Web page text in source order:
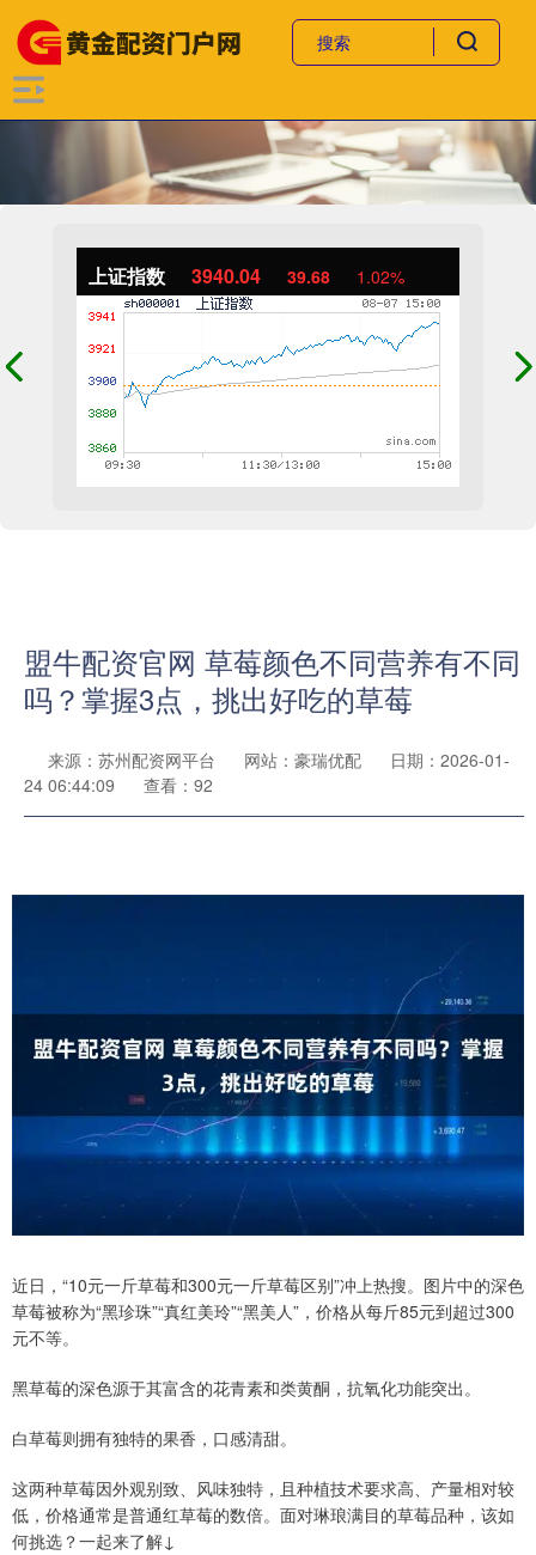
上证指数 3940.04 39.68 1.02%
盟牛配资官网 草莓颜色不同营养有不同
吗？掌握3点，挑出好吃的草莓
来源：苏州配资网平台 网站：豪瑞优配
日期：2026-01-
24 06:44:09
查看：92
近日，“10元一斤草莓和300元一斤草莓区别”冲上热搜。图片中的深色
草莓被称为“黑珍珠”“真红美玲”“黑美人”，价格从每斤85元到超过300
元不等。
黑草莓的深色源于其富含的花青素和类黄酮，抗氧化功能突出。
白草莓则拥有独特的果香，口感清甜。
这两种草莓因外观别致、风味独特，且种植技术要求高、产量相对较
低，价格通常是普通红草莓的数倍。面对琳琅满目的草莓品种，该如
何挑选？一起来了解↓